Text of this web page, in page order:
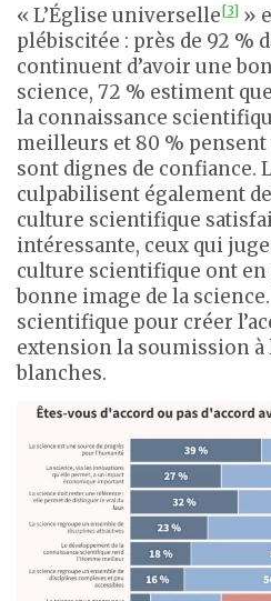
« L’Église universelle[3] »
plébiscitée : près de 92 %
continuent d’avoir une
science, 72 % estiment
la connaissance
meilleurs et 80 %
sont dignes de confiance.
culpabilisent également
culture scientifique
intéressante, ceux qui
culture scientifique ont
bonne image de la
scientifique pour créer
extension la soumission à
blanches.